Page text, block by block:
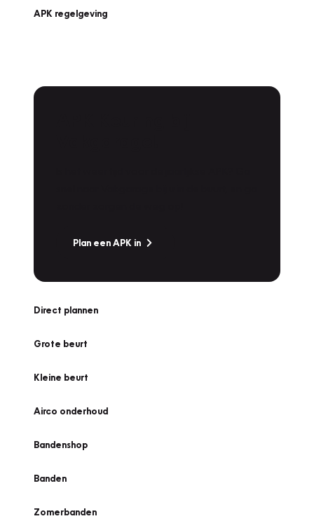
APK regelgeving
Plan een APK in
Direct plannen
Grote beurt
Kleine beurt
Airco onderhoud
Bandenshop
Banden
Zomerbanden